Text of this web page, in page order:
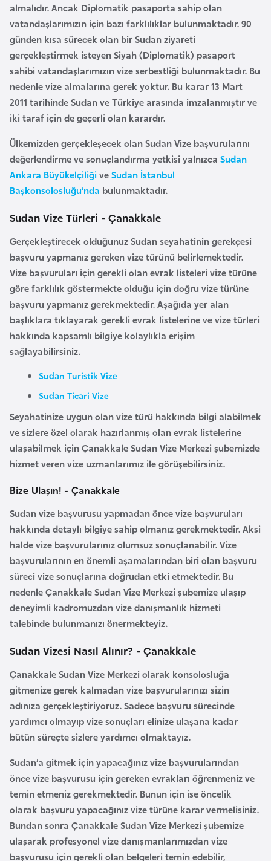
almalıdır. Ancak Diplomatik pasaporta sahip olan
vatandaşlarımızın için bazı farklılıklar bulunmaktadır. 90
günden kısa sürecek olan bir Sudan ziyareti
gerçekleştirmek isteyen Siyah (Diplomatik) pasaport
sahibi vatandaşlarımızın vize serbestliği bulunmaktadır. Bu
nedenle vize almalarına gerek yoktur. Bu karar 13 Mart
2011 tarihinde Sudan ve Türkiye arasında imzalanmıştır ve
iki taraf için de geçerli olan karardır.
Ülkemizden gerçekleşecek olanSudan Vize başvurularını
değerlendirme ve sonuçlandırma yetkisi yalnızca Sudan
Ankara BüyükelçiliğiveSudan İstanbul
Başkonsolosluğu’nda bulunmaktadır.
Sudan Vize Türleri - Çanakkale
Gerçekleştirecek olduğunuz Sudan seyahatinin gerekçesi
başvuru yapmanız gereken vize türünü belirlemektedir.
Vize başvuruları için gerekli olan evrak listeleri vize türüne
göre farklılık göstermekte olduğu için doğru vize türüne
başvuru yapmanız gerekmektedir. Aşağıda yer alan
başlıklara tıklayarak gerekli evrak listelerine ve vize türleri
hakkında kapsamlı bilgiye kolaylıkla erişim
sağlayabilirsiniz.
Sudan Turistik Vize
Sudan Ticari Vize
Seyahatinize uygun olan vize türü hakkında bilgi alabilmek
ve sizlere özel olarak hazırlanmış olan evrak listelerine
ulaşabilmek içinÇanakkale Sudan Vize Merkezi şubemizde
hizmet veren vize uzmanlarımız ile görüşebilirsiniz.
Bize Ulaşın! - Çanakkale
Sudan vize başvurusu yapmadan önce vize başvuruları
hakkında detaylı bilgiye sahip olmanız gerekmektedir. Aksi
halde vize başvurularınız olumsuz sonuçlanabilir. Vize
başvurularının en önemli aşamalarından biri olan başvuru
süreci vize sonuçlarına doğrudan etki etmektedir. Bu
nedenleÇanakkale Sudan Vize Merkezi şubemize ulaşıp
deneyimli kadromuzdan vize danışmanlık hizmeti
talebinde bulunmanızı önermekteyiz.
Sudan Vizesi Nasıl Alınır? - Çanakkale
Çanakkale Sudan Vize Merkezi olarak konsolosluğa
gitmenize gerek kalmadan vize başvurularınızı sizin
adınıza gerçekleştiriyoruz. Sadece başvuru sürecinde
yardımcı olmayıp vize sonuçları elinize ulaşana kadar
bütün süreçte sizlere yardımcı olmaktayız.
Sudan’a gitmek için yapacağınız vize başvurularından
önce vize başvurusu için gereken evrakları öğrenmeniz ve
temin etmeniz gerekmektedir. Bunun için ise öncelik
olarak başvuru yapacağınız vize türüne karar vermelisiniz.
Bundan sonra Çanakkale Sudan Vize Merkezi şubemize
ulaşarak profesyonel vize danışmanlarımızdan vize
başvurusu için gerekli olan belgeleri temin edebilir,
B
e
l
a
r
u
s
B
e
l
ç
k
a
B
e
n
i
n
n
a
H
e
e
k
B
u
l
g
a
r
s
t
a
n
B
u
r
k
i
n
a